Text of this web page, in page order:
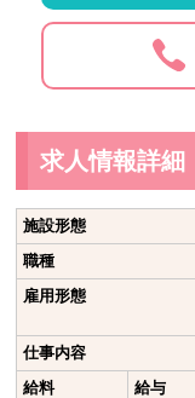
求人情報詳細
施設形態
職種
雇用形態
仕事内容
給料
給与